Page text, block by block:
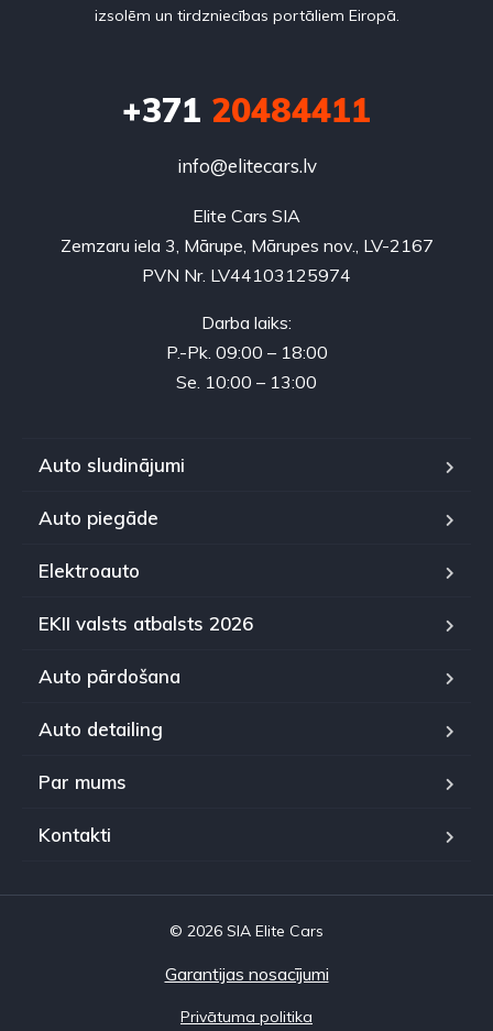
izsolēm un tirdzniecības portāliem Eiropā.
+371 20484411
info@elitecars.lv
Elite Cars SIA
Zemzaru iela 3, Mārupe, Mārupes nov., LV-2167
PVN Nr. LV44103125974
Darba laiks:
P.-Pk. 09:00 – 18:00
Se. 10:00 – 13:00
Auto sludinājumi
Auto piegāde
Elektroauto
EKII valsts atbalsts 2026
Auto pārdošana
Auto detailing
Par mums
Kontakti
© 2026 SIA Elite Cars
Garantijas nosacījumi
Privātuma politika